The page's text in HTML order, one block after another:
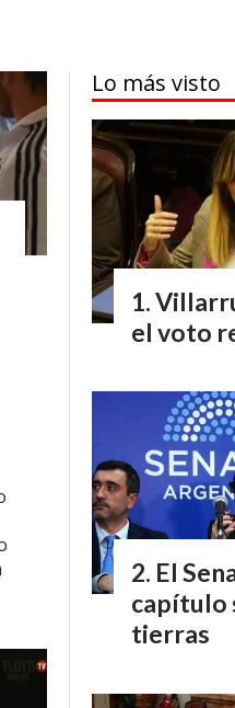
Lo más visto
el voto
El
capítulo
tierras